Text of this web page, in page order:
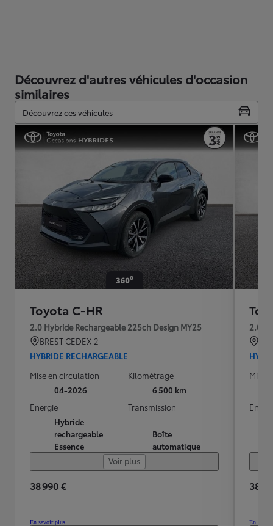
Découvrez d'autres véhicules d'occasion
similaires
Découvrez ces véhicules
Toyota C-HR
2.0 Hybride Rechargeable 225ch Design MY25
BREST CEDEX 2
HYBRIDE RECHARGEABLE
Mise en circulation
04-2026
Kilométrage
6 500 km
Energie
Hybride
rechargeable
Essence
Transmission
Boîte
automatique
Voir plus
38 990 €
En savoir plus
2.0
Mise
38
En